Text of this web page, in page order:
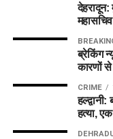
देहरादून:
ब्रेकिंग
कारणों
CRIME
हत्या,